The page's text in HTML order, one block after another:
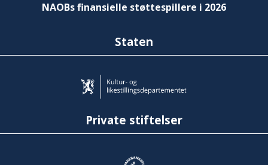
NAOBs finansielle støttespillere i 2026
Staten
Private stiftelser